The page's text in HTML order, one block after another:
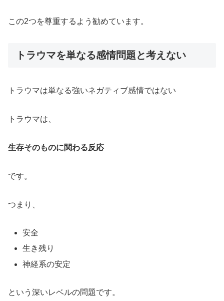
この2つを尊重するよう勧めています。
トラウマを単なる感情問題と考えない
トラウマは単なる強いネガティブ感情ではない
トラウマは、
生存そのものに関わる反応
です。
つまり、
安全
生き残り
神経系の安定
という深いレベルの問題です。